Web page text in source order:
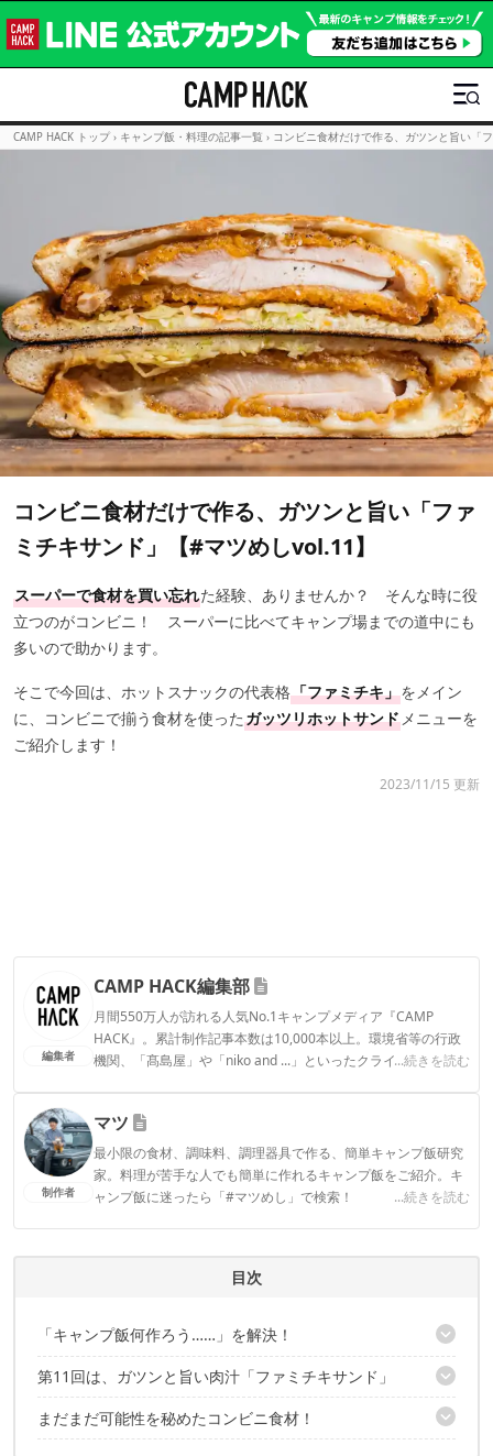
CAMP HACK トップ › キャンプ飯・料理の記事一覧 › コンビニ食材だけで作る、ガツンと旨い「
コンビニ食材だけで作る、ガツンと旨い「ファ
ミチキサンド」【#マツめしvol.11】
スーパーで食材を買い忘れた経験、ありませんか？ そんな時に役
立つのがコンビニ！ スーパーに比べてキャンプ場までの道中にも
多いので助かります。
そこで今回は、ホットスナックの代表格「ファミチキ」をメイン
に、コンビニで揃う食材を使ったガッツリホットサンドメニューを
ご紹介します！
2023/11/15 更新
編集者
CAMP HACK編集部
月間550万人が訪れる人気No.1キャンプメディア『CAMP
HACK』。累計制作記事本数は10,000本以上。環境省等の行政
機関、「髙島屋」や「niko and ...」といったクライアントとの
...続きを読む
CAMP HACK編集部のプロフィール
制作者
マツ
最小限の食材、調味料、調理器具で作る、簡単キャンプ飯研究
家。料理が苦手な人でも簡単に作れるキャンプ飯をご紹介。キ
ャンプ飯に迷ったら「#マツめし」で検索！
...続きを読む
マツのプロフィール
目次
「キャンプ飯何作ろう……」を解決！
著者のプロフィール
第11回は、ガツンと旨い肉汁「ファミチキサンド」
コンビニで購入する材料
まだまだ可能性を秘めたコンビニ食材！